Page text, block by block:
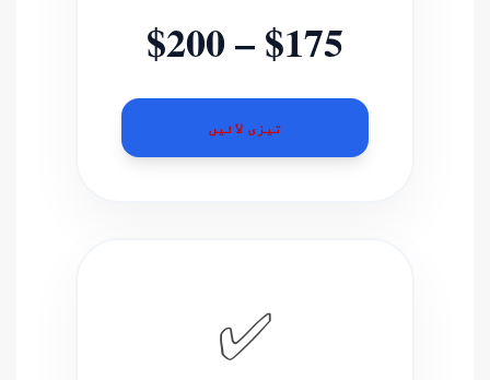
$175 – $200
تیزی لائیں
✅